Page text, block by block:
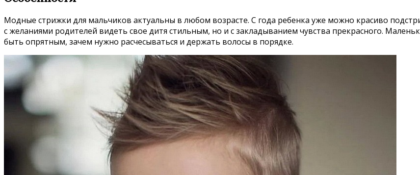
Модные стрижки для мальчиков актуальны в любом возрасте. С года ребенка уже можно красиво
с желаниями родителей видеть свое дитя стильным, но и с закладыванием чувства прекрасного.
быть опрятным, зачем нужно расчесываться и держать волосы в порядке.